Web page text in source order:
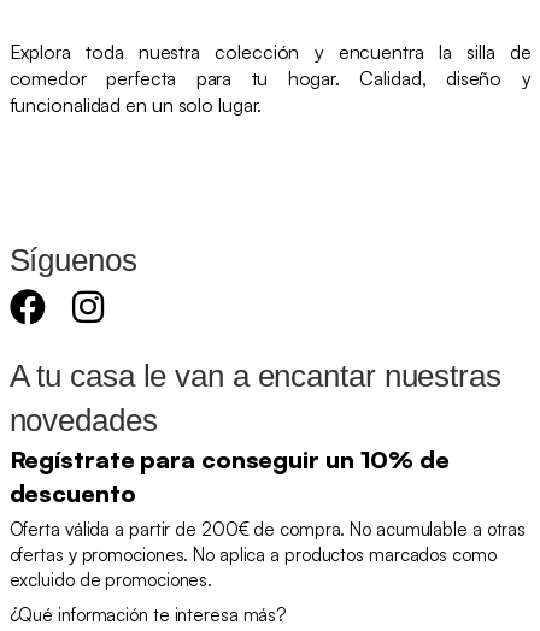
Explora toda nuestra colección y encuentra la silla de
comedor perfecta para tu hogar. Calidad, diseño y
funcionalidad en un solo lugar.
Síguenos
A tu casa le van a encantar nuestras
novedades
Regístrate para conseguir un 10% de
descuento
Oferta válida a partir de 200€ de compra. No acumulable a otras
ofertas y promociones. No aplica a productos marcados como
excluido de promociones.
¿Qué información te interesa más?